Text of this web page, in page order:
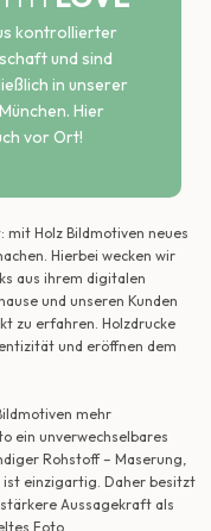
kontrollierter
und sind
in unserer
Hier
vor Ort!
mit Holz Bildmotiven neues
Hierbei wecken wir
aus ihrem digitalen
und unseren Kunden
zu erfahren. Holzdrucke
und eröffnen dem
mehr
ein unverwechselbares
Rohstoff – Maserung,
ist einzigartig. Daher besitzt
Aussagekraft als
Foto.